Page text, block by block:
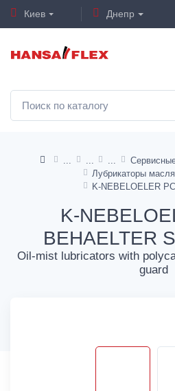
Киев Днепр
K-
BEHAELTER
Oil-mist lubricators with
guard